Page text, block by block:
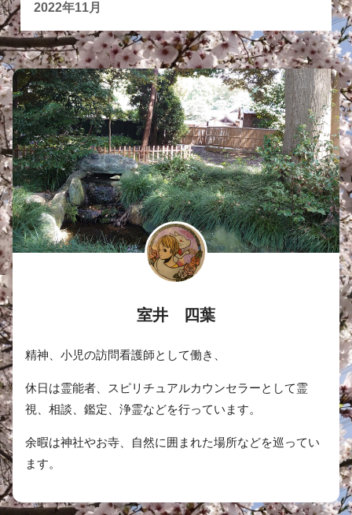
2022年11月
室井 四葉
精神、小児の訪問看護師として働き、
休日は霊能者、スピリチュアルカウンセラーとして霊
視、相談、鑑定、浄霊などを行っています。
余暇は神社やお寺、自然に囲まれた場所などを巡ってい
ます。